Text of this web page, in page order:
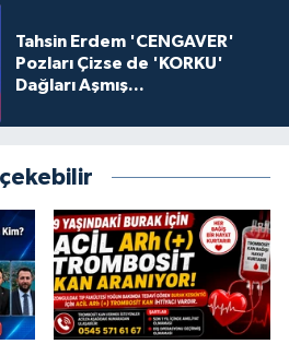
Tahsin Erdem 'CENGAVER'
Pozları Çizse de 'KORKU'
Dağları Aşmış...